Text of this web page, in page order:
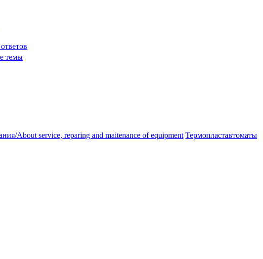
темы
About service, reparing and maitenance of equipment Термопластавтоматы